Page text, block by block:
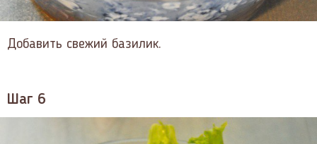
Добавить свежий базилик.
Шаг 6